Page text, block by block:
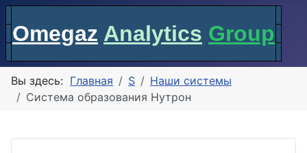
Omegaz Analytics Group
Вы здесь: Главная S
Наши системы
Система образования Нутрон